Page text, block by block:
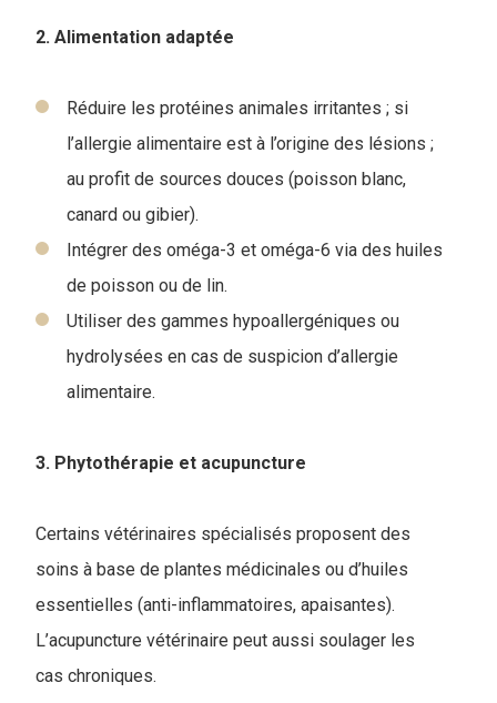
2. Alimentation adaptée
Réduire les protéines animales irritantes ; si
l’allergie alimentaire est à l’origine des lésions ;
au profit de sources douces (poisson blanc,
canard ou gibier).
Intégrer des oméga-3 et oméga-6 via des huiles
de poisson ou de lin.
Utiliser des gammes hypoallergéniques ou
hydrolysées en cas de suspicion d’allergie
alimentaire.
3. Phytothérapie et acupuncture
Certains vétérinaires spécialisés proposent des
soins à base de plantes médicinales ou d’huiles
essentielles (anti-inflammatoires, apaisantes).
L’acupuncture vétérinaire peut aussi soulager les
cas chroniques.